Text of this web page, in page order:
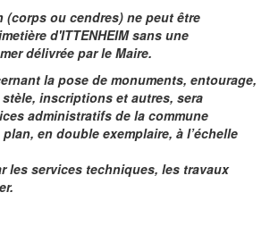
(corps ou cendres) ne peut être
d'ITTENHEIM sans une
délivrée par le Maire.
la pose de monuments, entourage,
inscriptions et autres, sera
administratifs de la commune
en double exemplaire, à l’échelle
les services techniques, les travaux